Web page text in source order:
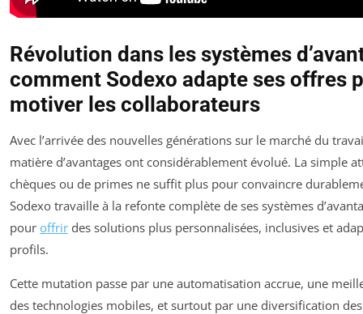
Révolution dans les systèmes
comment Sodexo adapte ses offres
motiver les collaborateurs
Avec l’arrivée des nouvelles générations sur le marché du
matière d’avantages ont considérablement évolué. La simple
chèques ou de primes ne suffit plus pour convaincre
Sodexo travaille à la refonte complète de ses systèmes
pour offrir des solutions plus personnalisées, inclusives et
profils.
Cette mutation passe par une automatisation accrue, une
des technologies mobiles, et surtout par une diversification